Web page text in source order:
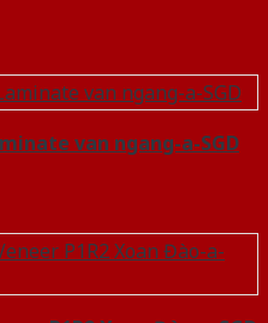
van ngang-a-SGD